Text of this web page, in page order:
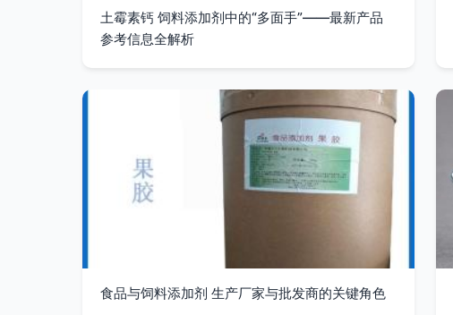
土霉素钙 饲料添加剂中的“多面手”——最新产品
参考信息全解析
食品与饲料添加剂 生产厂家与批发商的关键角色